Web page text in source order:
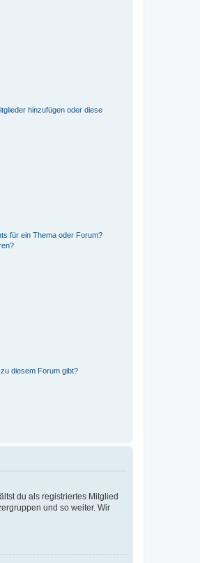
hinzufügen oder diese
für ein Thema oder Forum?
diesem Forum gibt?
du als registriertes Mitglied
und so weiter. Wir